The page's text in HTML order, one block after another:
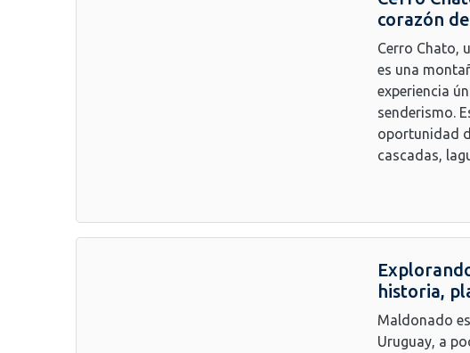
corazón
Cerro Chato,
es una
experiencia
senderismo.
oportunidad
cascadas,
historia,
Maldonado
Uruguay, a